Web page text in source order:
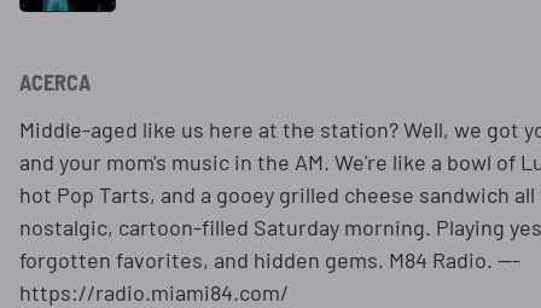
ACERCA
Middle-aged like us here at the station? Well, we got
and your mom's music in the AM. We're like a bowl of
hot Pop Tarts, and a gooey grilled cheese sandwich
nostalgic, cartoon-filled Saturday morning. Playing
forgotten favorites, and hidden gems. M84 Radio. ---
https://radio.miami84.com/